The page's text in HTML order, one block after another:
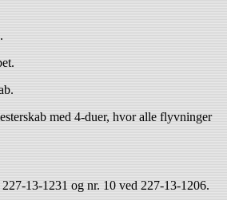
med 4-duer, hvor alle flyvninger
13-1231 og nr. 10 ved 227-13-1206.